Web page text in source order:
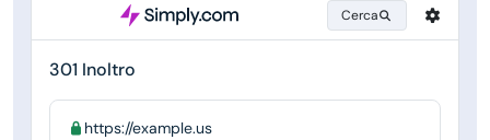
Cerca
301 Inoltro
https://example.us